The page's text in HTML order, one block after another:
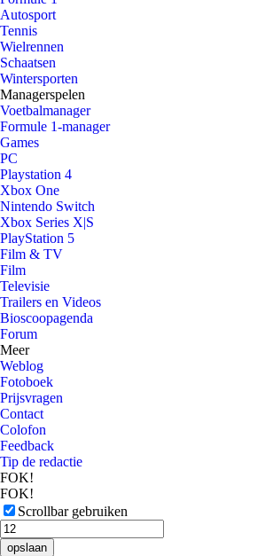
Autosport
Tennis
Wielrennen
Schaatsen
Wintersporten
Managerspelen
Voetbalmanager
Formule 1-manager
Games
PC
Playstation 4
Xbox One
Nintendo Switch
Xbox Series X|S
PlayStation 5
Film & TV
Film
Televisie
Trailers en Videos
Bioscoopagenda
Forum
Meer
Weblog
Fotoboek
Prijsvragen
Contact
Colofon
Feedback
Tip de redactie
FOK!
FOK!
Scrollbar gebruiken
opslaan